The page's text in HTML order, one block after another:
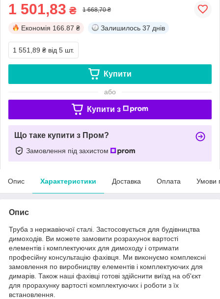
1 501,83 ₴ 1 668,70 ₴
Економія 166.87 ₴ Залишилось 37 днів
1 551,89 ₴ від 5 шт.
Купити
або
Купити з
Що таке купити з Пром?
Замовлення під захистом
Опис Характеристики Доставка Оплата Умови
Опис
Труба з нержавіючої сталі. Застосовується для будівництва
димоходів. Ви можете замовити розрахунок вартості
елементів і комплектуючих для димоходу і отримати
професійну консультацію фахівця. Ми виконуємо комплексні
замовлення по виробництву елементів і комплектуючих для
димарів. Також наші фахівці готові здійснити виїзд на об'єкт
для прорахунку вартості комплектуючих і роботи з їх
встановлення.